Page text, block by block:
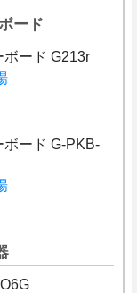
ード
ボード G213r
ボード G-PKB-